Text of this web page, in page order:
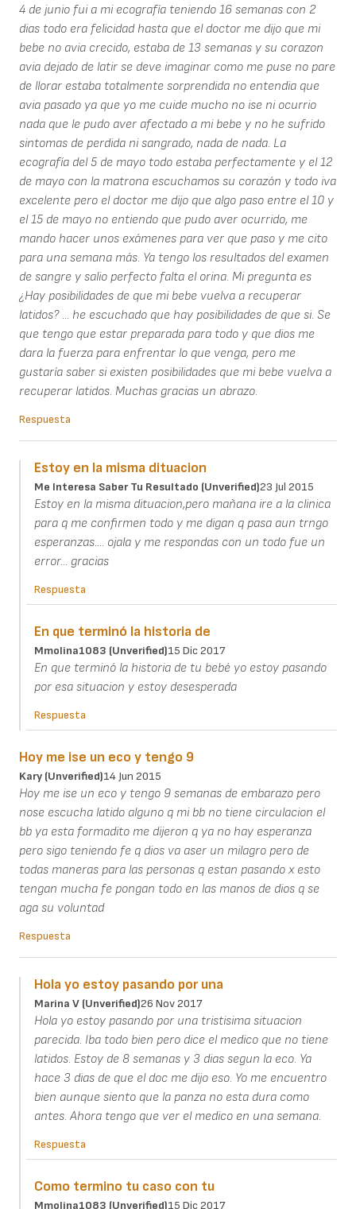
4 de junio fui a mi ecografía teniendo 16 semanas con 2
dias todo era felicidad hasta que el doctor me dijo que mi
bebe no avia crecido, estaba de 13 semanas y su corazon
avia dejado de latir se deve imaginar como me puse no pare
de llorar estaba totalmente sorprendida no entendia que
avia pasado ya que yo me cuide mucho no ise ni ocurrio
nada que le pudo aver afectado a mi bebe y no he sufrido
sintomas de perdida ni sangrado, nada de nada. La
ecografía del 5 de mayo todo estaba perfectamente y el 12
de mayo con la matrona escuchamos su corazón y todo iva
excelente pero el doctor me dijo que algo paso entre el 10 y
el 15 de mayo no entiendo que pudo aver ocurrido, me
mando hacer unos exámenes para ver que paso y me cito
para una semana más. Ya tengo los resultados del examen
de sangre y salio perfecto falta el orina. Mi pregunta es
¿Hay posibilidades de que mi bebe vuelva a recuperar
latidos? ... he escuchado que hay posibilidades de que si. Se
que tengo que estar preparada para todo y que dios me
dara la fuerza para enfrentar lo que venga, pero me
gustaría saber si existen posibilidades que mi bebe vuelva a
recuperar latidos. Muchas gracias un abrazo.
Respuesta
Estoy en la misma dituacion
Me Interesa Saber Tu Resultado (unverified)23 Jul 2015
Estoy en la misma dituacion,pero mañana ire a la clinica
para q me confirmen todo y me digan q pasa aun trngo
esperanzas.... ojala y me respondas con un todo fue un
error... gracias
Respuesta
En que terminó la historia de
Mmolina1083 (unverified)15 Dic 2017
En que terminó la historia de tu bebé yo estoy pasando
por esa situacion y estoy desesperada
Respuesta
Hoy me ise un eco y tengo 9
Kary (unverified)14 Jun 2015
Hoy me ise un eco y tengo 9 semanas de embarazo pero
nose escucha latido alguno q mi bb no tiene circulacion el
bb ya esta formadito me dijeron q ya no hay esperanza
pero sigo teniendo fe q dios va aser un milagro pero de
todas maneras para las personas q estan pasando x esto
tengan mucha fe pongan todo en las manos de dios q se
aga su voluntad
Respuesta
Hola yo estoy pasando por una
Marina V (unverified)26 Nov 2017
Hola yo estoy pasando por una tristisima situacion
parecida. Iba todo bien pero dice el medico que no tiene
latidos. Estoy de 8 semanas y 3 dias segun la eco. Ya
hace 3 dias de que el doc me dijo eso. Yo me encuentro
bien aunque siento que la panza no esta dura como
antes. Ahora tengo que ver el medico en una semana.
Respuesta
Como termino tu caso con tu
Mmolina1083 (unverified)15 Dic 2017